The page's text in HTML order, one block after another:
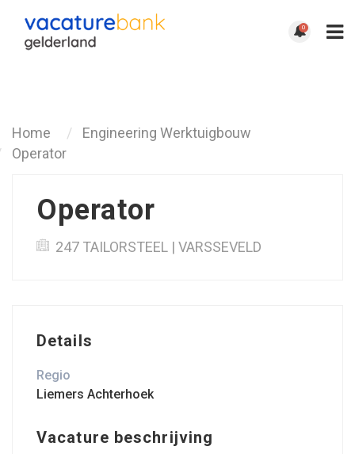
0
Home
Engineering Werktuigbouw
Operator
Operator
247 TAILORSTEEL | VARSSEVELD
Details
Regio
Liemers Achterhoek
Vacature beschrijving